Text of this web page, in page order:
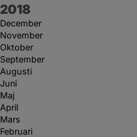
År:
2018
December
November
Oktober
September
Augusti
Juni
Maj
April
Mars
Februari